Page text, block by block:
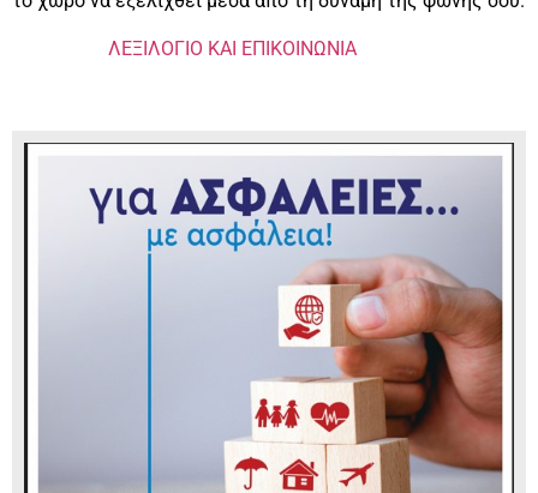
ΛΕΞΙΛΟΓΙΟ ΚΑΙ ΕΠΙΚΟΙΝΩΝΙΑ